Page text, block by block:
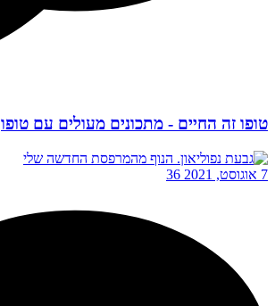
טופו זה החיים - מתכונים מעולים עם טופו
7 אוגוסט, 2021 36